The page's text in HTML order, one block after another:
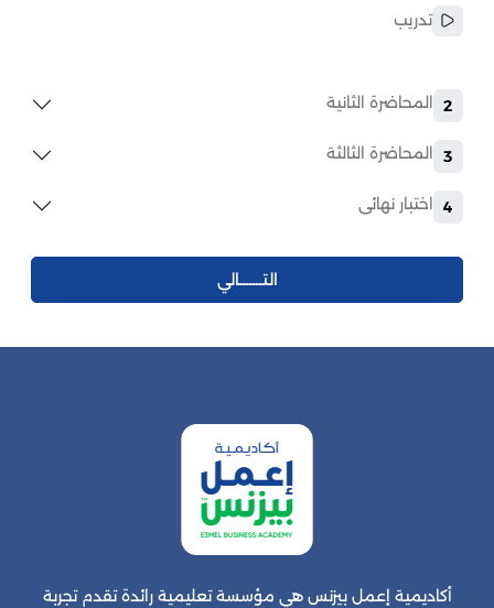
تدريب
2 المحاضرة الثانية
3 المحاضرة الثالثة
4 اختبار نهائى
التـــــــالي
أكاديمية إعمل بيزنس هي مؤسسة تعليمية رائدة تقدم تجربة